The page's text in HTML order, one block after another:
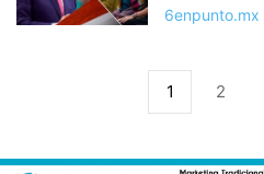
6enpunto.mx
1 2